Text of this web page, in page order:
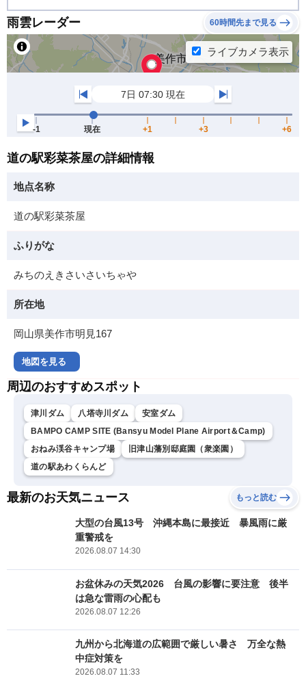
雨雲レーダー 60時間先まで見る
道の駅彩菜茶屋の詳細情報
地点名称
道の駅彩菜茶屋
ふりがな
みちのえきさいさいちゃや
所在地
岡山県美作市明見167
地図を見る
周辺のおすすめスポット
津川ダム 八塔寺川ダム
安室ダム
BAMPO CAMP SITE (Bansyu Model Plane Airport＆Camp)
おねみ渓谷キャンプ場
旧津山藩別邸庭園（衆楽園）
道の駅あわくらんど
最新のお天気ニュース もっと読む
大型の台風13号 沖縄本島に最接近 暴風雨に厳
重警戒を
2026.08.07 14:30
お盆休みの天気2026 台風の影響に要注意 後半
は急な雷雨の心配も
2026.08.07 12:26
九州から北海道の広範囲で厳しい暑さ 万全な熱
中症対策を
2026.08.07 11:33